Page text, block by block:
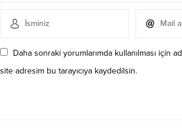
Daha sonraki yorumlarımda kullanılması için
site adresim bu tarayıcıya kaydedilsin.